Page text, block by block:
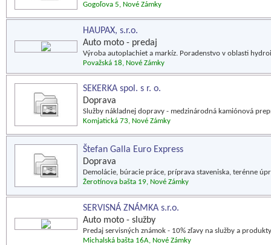
Gogoľova 5, Nové Zámky
HAUPAX, s.r.o.
Auto moto - predaj
Výroba autoplachiet a markíz. Poradenstvo v oblasti
Považská 18, Nové Zámky
SEKERKA spol. s r. o.
Doprava
Služby nákladnej dopravy - medzinárodná kamiónová
Komjatická 73, Nové Zámky
Štefan Galla Euro Express
Doprava
Demolácie, búracie práce, príprava staveniska, terénne
Žerotínova bašta 19, Nové Zámky
SERVISNÁ ZNÁMKA s.r.o.
Auto moto - služby
Predaj servisných známok - 10% zľavy na služby a
Michalská bašta 16A, Nové Zámky